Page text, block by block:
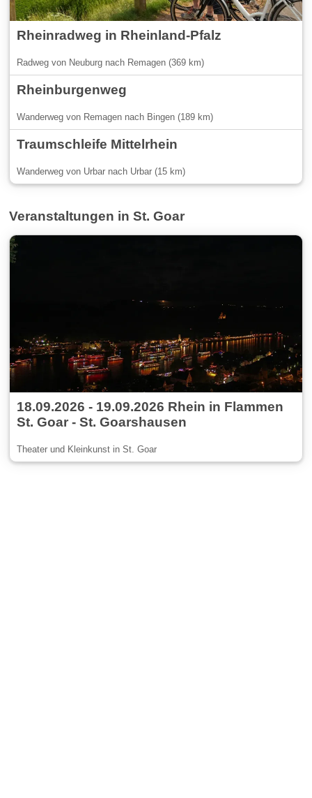
Rheinradweg in Rheinland-Pfalz
Radweg von Neuburg nach Remagen (369 km)
Rheinburgenweg
Wanderweg von Remagen nach Bingen (189 km)
Traumschleife Mittelrhein
Wanderweg von Urbar nach Urbar (15 km)
Veranstaltungen in St. Goar
18.09.2026 - 19.09.2026 Rhein in Flammen
St. Goar - St. Goarshausen
Theater und Kleinkunst in St. Goar